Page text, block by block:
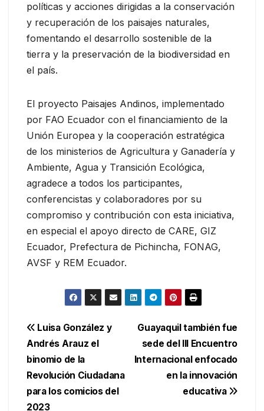
políticas y acciones dirigidas a la conservación
y recuperación de los paisajes naturales,
fomentando el desarrollo sostenible de la
tierra y la preservación de la biodiversidad en
el país.
El proyecto Paisajes Andinos, implementado
por FAO Ecuador con el financiamiento de la
Unión Europea y la cooperación estratégica
de los ministerios de Agricultura y Ganadería y
Ambiente, Agua y Transición Ecológica,
agradece a todos los participantes,
conferencistas y colaboradores por su
compromiso y contribución con esta iniciativa,
en especial el apoyo directo de CARE, GIZ
Ecuador, Prefectura de Pichincha, FONAG,
AVSF y REM Ecuador.
Navegación
de
entradas
Guayaquil también fue
sede del III Encuentro
Internacional enfocado
en la innovación
educativa
Luisa González y
Andrés Arauz el
binomio de la
Revolución Ciudadana
para los comicios del
2023